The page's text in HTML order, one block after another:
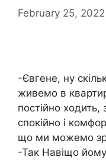
February 25, 2022
-Євгене, ну
живемо в
постійно
спокійно і
що ми можемо
-Так Навіщо